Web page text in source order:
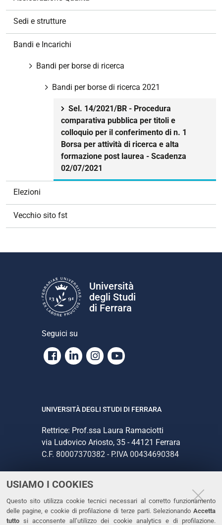
USIAMO I COOKIES
Questo sito utilizza cookie tecnici necessari al corretto funzionamento
delle pagine, e cookie di profilazione di terze parti. Selezionando Accetta
tutto si acconsente all’utilizzo dei cookie analytics e di profilazione.
Sedi e strutture
Bandi e Incarichi
Bandi per borse di ricerca
Bandi per borse di ricerca 2021
Sel. 14/2021/BR - Procedura
comparativa pubblica per titoli e
colloquio per il conferimento di n. 1
Borsa per attività di ricerca e alta
formazione post laurea - Scadenza
02/07/2021
Elezioni
Vecchio sito fst
Università
degli Studi
di Ferrara
Seguici su
Facebook
LinkedinInstagram
Youtube
UNIVERSITÀ DEGLI STUDI DI FERRARA
Rettrice: Prof.ssa Laura Ramaciotti
via Ludovico Ariosto, 35 - 44121 Ferrara
C.F. 80007370382 - P.IVA 00434690384
CONTATTI
Tel. +39 0532 293111
Fax. +39 0532 293031